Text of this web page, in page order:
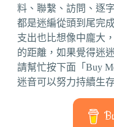
料、聯繫、訪問、逐
都是迷編從頭到尾完
支出也比想像中龐大
的距離，如果覺得迷
請幫忙按下面「Buy
迷音可以努力持續生